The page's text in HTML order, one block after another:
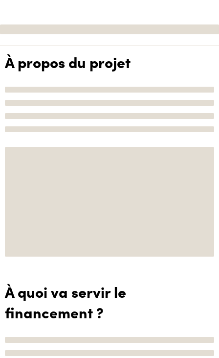
À propos du projet
À quoi va servir le
financement ?